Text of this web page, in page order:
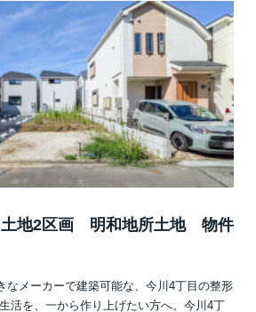
土地2区画 明和地所土地 物件
なメーカーで建築可能な、今川4丁目の整形
活を、一から作り上げたい方へ。今川4丁